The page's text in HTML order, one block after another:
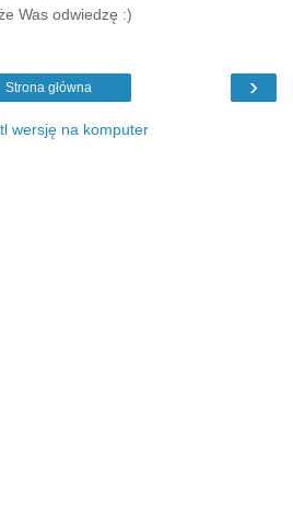
Was odwiedzę :)
›
Strona główna
wersję na komputer